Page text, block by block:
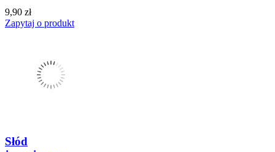
9,90 zł
Zapytaj o produkt
Słód